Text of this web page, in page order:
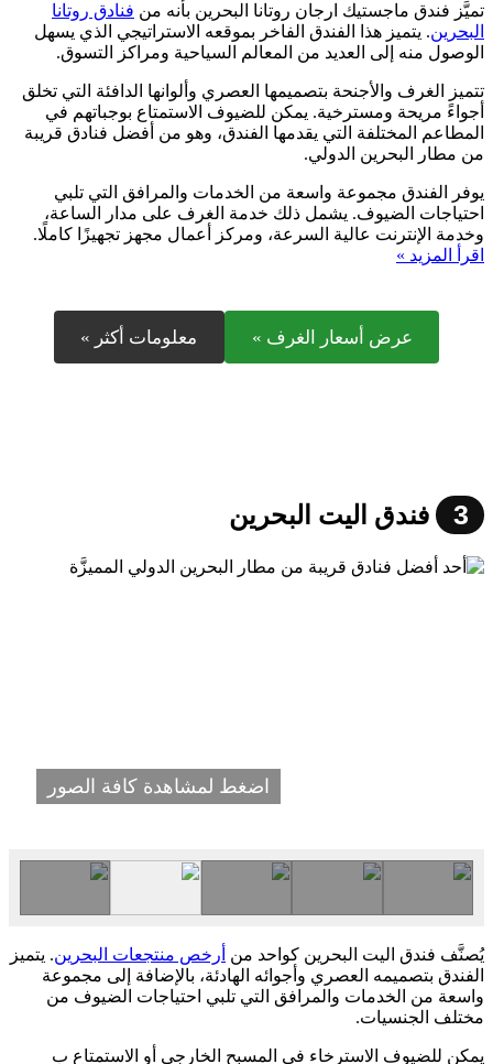
تميَّز فندق ماجستيك ارجان روتانا البحرين بأنه من فنادق روتانا
البحرين. يتميز هذا الفندق الفاخر بموقعه الاستراتيجي الذي يسهل
الوصول منه إلى العديد من المعالم السياحية ومراكز التسوق.
تتميز الغرف والأجنحة بتصميمها العصري وألوانها الدافئة التي تخلق
أجواءً مريحة ومسترخية. يمكن للضيوف الاستمتاع بوجباتهم في
المطاعم المختلفة التي يقدمها الفندق، وهو من أفضل فنادق قريبة
من مطار البحرين الدولي.
يوفر الفندق مجموعة واسعة من الخدمات والمرافق التي تلبي
احتياجات الضيوف. يشمل ذلك خدمة الغرف على مدار الساعة،
وخدمة الإنترنت عالية السرعة، ومركز أعمال مجهز تجهيزًا كاملًا.
اقرأ المزيد »
عرض أسعار الغرف » معلومات أكثر »
3 فندق اليت البحرين
اضغط لمشاهدة كافة الصور
يُصنَّف فندق اليت البحرين كواحد من أرخص منتجعات البحرين. يتميز
الفندق بتصميمه العصري وأجوائه الهادئة، بالإضافة إلى مجموعة
واسعة من الخدمات والمرافق التي تلبي احتياجات الضيوف من
مختلف الجنسيات.
يمكن للضيوف الاسترخاء في المسبح الخارجي أو الاستمتاع ب